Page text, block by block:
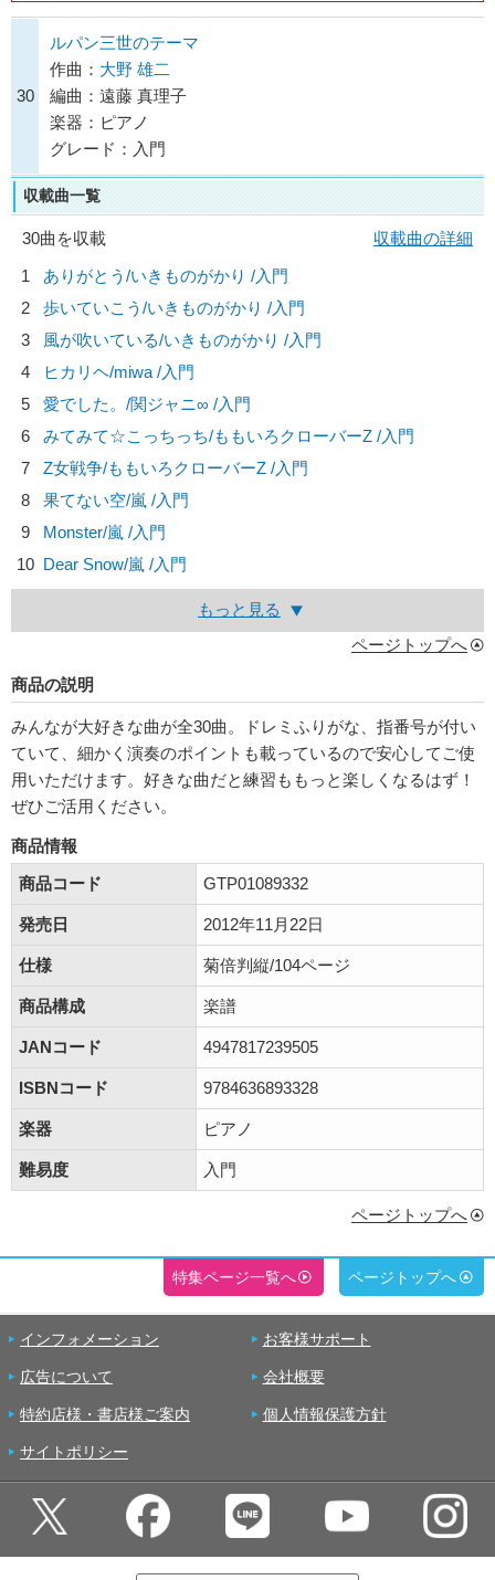
30
ルパン三世のテーマ
作曲： 大野 雄二
編曲：遠藤 真理子
楽器：ピアノ
グレード：入門
収載曲一覧
30曲を収載
収載曲の詳細
1
ありがとう/いきものがかり /入門
2
歩いていこう/いきものがかり /入門
3
風が吹いている/いきものがかり /入門
4
ヒカリヘ/miwa /入門
5
愛でした。/関ジャニ∞ /入門
6
みてみて☆こっちっち/ももいろクローバーZ /入門
7
Z女戦争/ももいろクローバーZ /入門
8
果てない空/嵐 /入門
9
Monster/嵐 /入門
10 Dear Snow/嵐 /入門
もっと見る
ページトップへ
商品の説明
みんなが大好きな曲が全30曲。ドレミふりがな、指番号が付い
ていて、細かく演奏のポイントも載っているので安心してご使
用いただけます。好きな曲だと練習ももっと楽しくなるはず！
ぜひご活用ください。
商品情報
商品コード
GTP01089332
発売日 2012年11月22日
仕様 菊倍判縦/104ページ
商品構成 楽譜
JANコード 4947817239505
ISBNコード 9784636893328
楽器 ピアノ
難易度 入門
ページトップへ
特集ページ一覧へ ページトップへ
インフォメーション お客様サポート
広告について 会社概要
特約店様・書店様ご案内 個人情報保護方針
サイトポリシー